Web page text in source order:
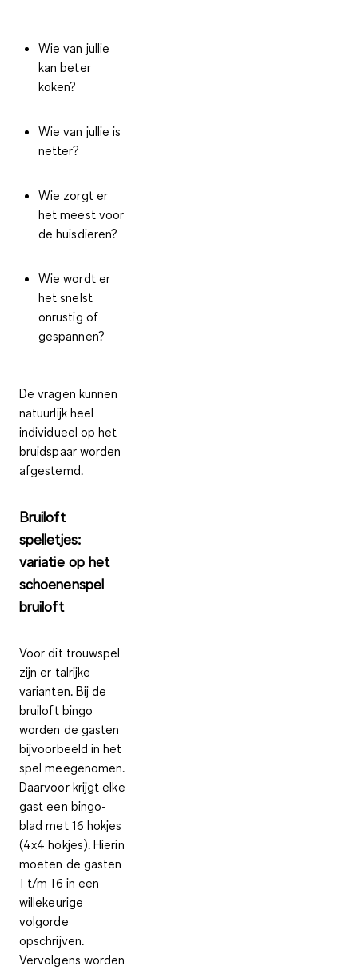
Wie van jullie
kan beter
koken?
Wie van jullie is
netter?
Wie zorgt er
het meest voor
de huisdieren?
Wie wordt er
het snelst
onrustig of
gespannen?
De vragen kunnen
natuurlijk heel
individueel op het
bruidspaar worden
afgestemd.
Bruiloft
spelletjes:
variatie op het
schoenenspel
bruiloft
Voor dit trouwspel
zijn er talrijke
varianten. Bij de
bruiloft bingo
worden de gasten
bijvoorbeeld in het
spel meegenomen.
Daarvoor krijgt elke
gast een bingo-
blad met 16 hokjes
(4x4 hokjes). Hierin
moeten de gasten
1 t/m 16 in een
willekeurige
volgorde
opschrijven.
Vervolgens worden